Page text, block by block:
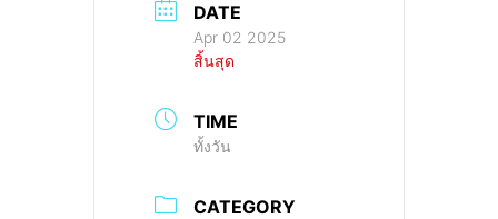
DATE
Apr 02 2025
สิ้นสุด
TIME
ทั้งวัน
CATEGORY